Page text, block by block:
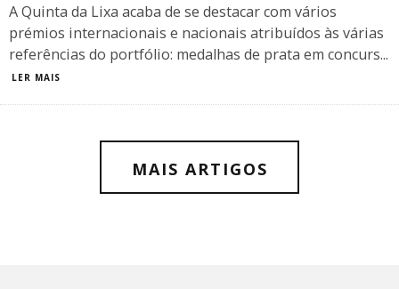
​A Quinta da Lixa acaba de se destacar com vários
prémios internacionais e nacionais atribuídos às várias
referências do portfólio: medalhas de prata em concurs...
LER MAIS
MAIS ARTIGOS